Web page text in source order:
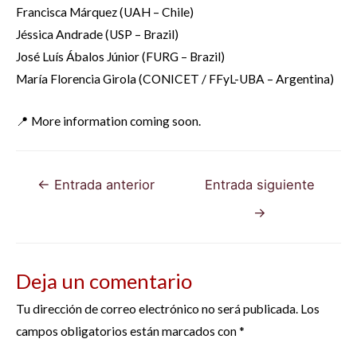
Francisca Márquez (UAH – Chile)
Jéssica Andrade (USP – Brazil)
José Luís Ábalos Júnior (FURG – Brazil)
María Florencia Girola (CONICET / FFyL-UBA – Argentina)
📍 More information coming soon.
Navegación
← Entrada anterior
Entrada siguiente
→
Deja un comentario
Tu dirección de correo electrónico no será publicada. Los
campos obligatorios están marcados con*